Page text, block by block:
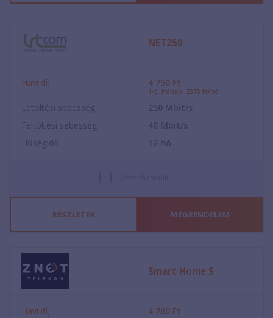
NET250
Havi díj 4 750 Ft
1-3. hónap: 2375 Ft/hó
Letöltési sebesség 250 Mbit/s
Feltöltési sebesség
40 Mbit/s
Hűségidő
12 hó
RÉSZLETEK MEGRENDELEM
Smart Home S
Havi díj 4 760 Ft